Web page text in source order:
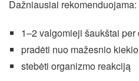
Dažniausiai rekomenduojama:
1–2 valgomieji šaukštai per
pradėti nuo mažesnio kiekio
stebėti organizmo reakciją